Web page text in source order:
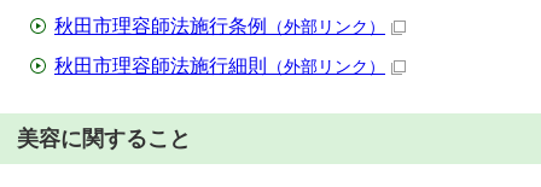
秋田市理容師法施行条例 （外部リンク）
秋田市理容師法施行細則 （外部リンク）
美容に関すること